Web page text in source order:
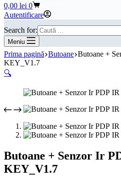
Coș
de
cumpărături
0,00 lei 0
Autentificare
Search for:
Meniu
Prima pagină Butoane Butoane +
KEY_V1.7
🔍
Butoane + Senzor Ir
KEY_V1.7